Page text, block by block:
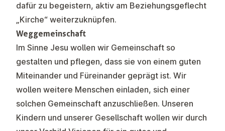
dafür zu begeistern, aktiv am Beziehungsgeflecht
„Kirche“ weiterzuknüpfen.
Weggemeinschaft
Im Sinne Jesu wollen wir Gemeinschaft so
gestalten und pflegen, dass sie von einem guten
Miteinander und Füreinander geprägt ist. Wir
wollen weitere Menschen einladen, sich einer
solchen Gemeinschaft anzuschließen. Unseren
Kindern und unserer Gesellschaft wollen wir durch